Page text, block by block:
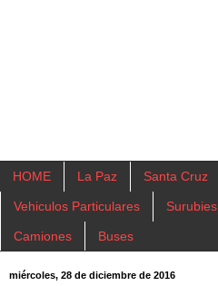
HOME La Paz Santa Cruz
Vehiculos Particulares Surubies
Camiones Buses
miércoles, 28 de diciembre de 2016